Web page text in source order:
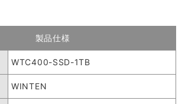
製品仕様
WTC400-SSD-1TB
WINTEN